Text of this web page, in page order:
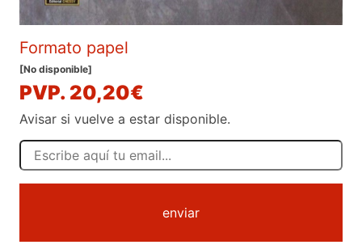
Formato papel
[No disponible]
PVP. 20,20€
Avisar si vuelve a estar disponible.
enviar